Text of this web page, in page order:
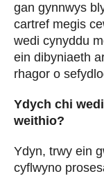
gan gynnwys
cartref megis
wedi cynyddu
ein dibyniaeth
rhagor o
Ydych chi
weithio?
Ydyn, trwy ein
cyflwyno